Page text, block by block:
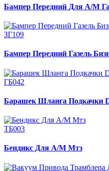
Бампер Передний Для А/М
ЗГ109
Бампер Передний Газель
ГБ042
Барашек Шланга Подкачки
ТБ003
Бендикс Для А/М Мтз